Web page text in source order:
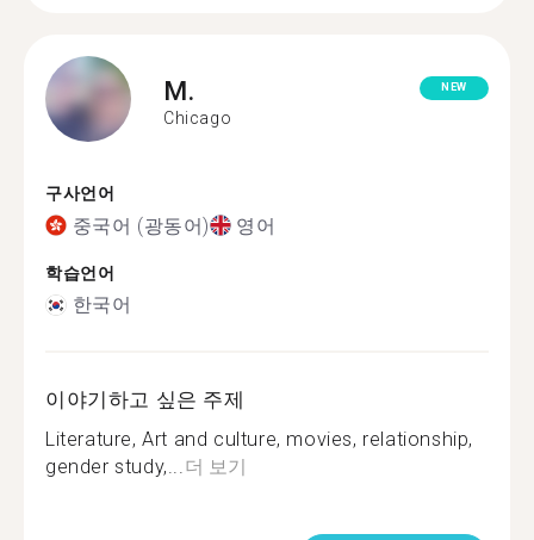
M.
Chicago
NEW
구사언어
중국어 (광동어) 영어
학습언어
한국어
이야기하고 싶은 주제
Literature, Art and culture, movies, relationship,
gender study,...더 보기